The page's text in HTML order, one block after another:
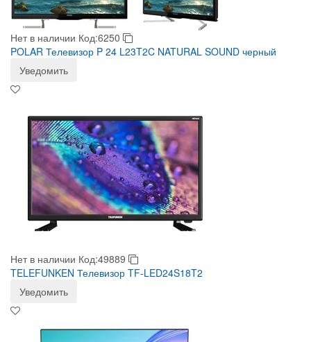
Нет в наличии Код:6250
POLAR Телевизор P 24 L23T2C NATURAL SOUND черный
Уведомить
Нет в наличии Код:49889
TELEFUNKEN Телевизор TF-LED24S18T2
Уведомить